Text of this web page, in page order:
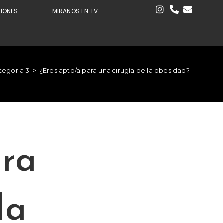
MIRANOS EN TV
3 > ¿Eres apto/a para una cirugía de la obesidad?